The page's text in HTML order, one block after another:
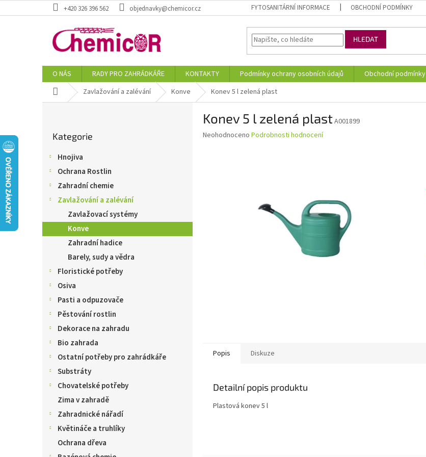
na
+420 326 396 562 objednavky@chemicor.cz FYTOSANITÁRNÍ INFORMACE OBCHODNÍ PODMÍNKY
HLEDAT
O NÁS RADY PRO ZAHRÁDKÁŘE KONTAKTY Podmínky ochrany osobních údajů
Obchodní podmínky
Domů Zavlažování a zalévání Konve Konev 5 l zelená plast
a
kategorie
Kategorie
Hnojiva
Ochrana Rostlin
Zahradní chemie
Zavlažování a zalévání
Zavlažovací systémy
Konve
Zahradní hadice
Barely, sudy a vědra
Floristické potřeby
Osiva
Pasti a odpuzovače
Pěstování rostlin
Dekorace na zahradu
Bio zahrada
Ostatní potřeby pro zahrádkáře
Substráty
Chovatelské potřeby
Zima v zahradě
Zahradnické nářadí
Květináče a truhlíky
Ochrana dřeva
Konev 5 l zelená plastA001899
Průměrné
Neohodnoceno Podrobnosti hodnocení
Popis Diskuze
Detailní popis produktu
Plastová konev 5 l